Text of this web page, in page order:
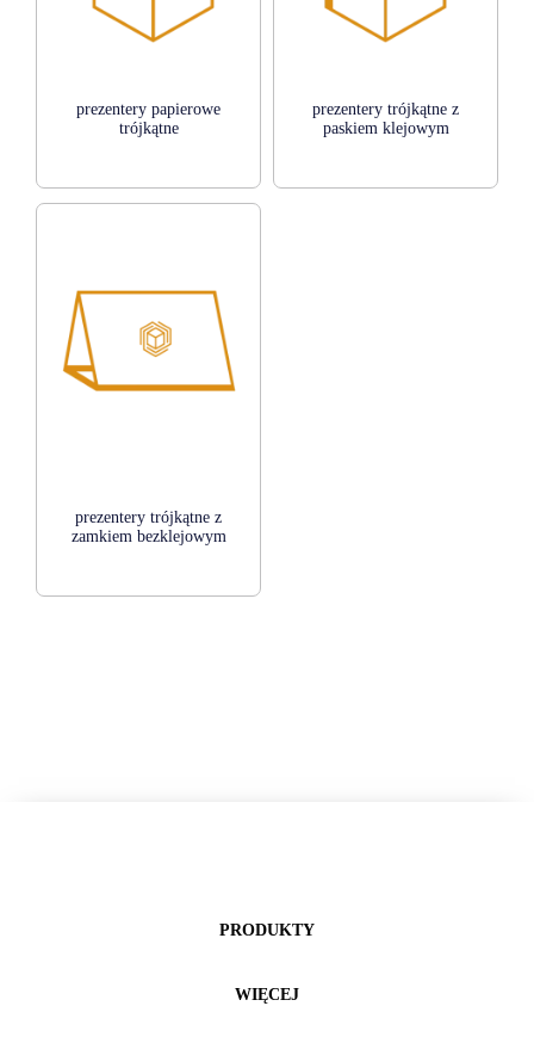
prezentery papierowe
trójkątne
prezentery trójkątne z
paskiem klejowym
prezentery trójkątne z
zamkiem bezklejowym
PRODUKTY
WIĘCEJ